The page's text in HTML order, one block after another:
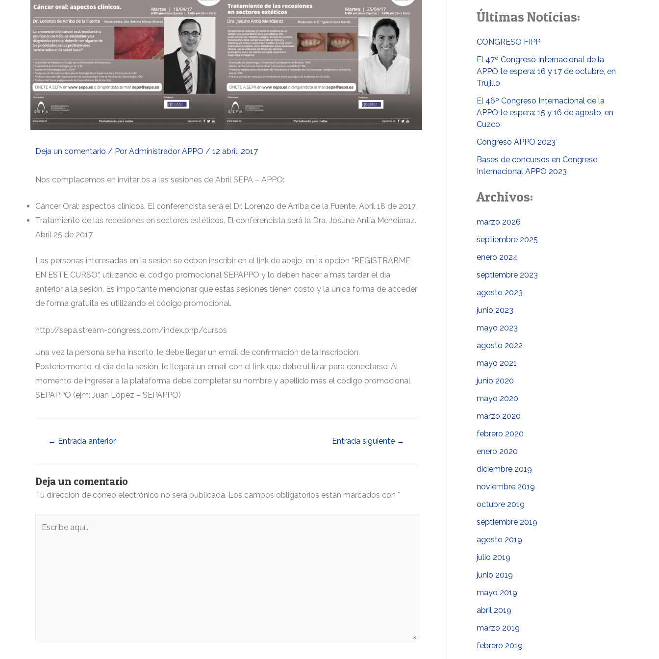
Deja un comentario / Por Administrador APPO / 12 abril, 2017
Nos complacemos en invitarlos a las sesiones de Abril SEPA – APPO:
Cáncer Oral: aspectos clínicos. El conferencista será el Dr. Lorenzo de Arriba de la Fuente. Abril 18 de 2017.
Tratamiento de las recesiones en sectores estéticos. El conferencista será la Dra. Josune Antía Mendiaraz.
Abril 25 de 2017
Las personas interesadas en la sesión se deben inscribir en el link de abajo, en la opción “REGISTRARME
EN ESTE CURSO”, utilizando el código promocional SEPAPPO y lo deben hacer a más tardar el día
anterior a la sesión. Es importante mencionar que estas sesiones tienen costo y la única forma de acceder
de forma gratuita es utilizando el código promocional.
http://sepa.stream-congress.com/index.php/cursos
Una vez la persona se ha inscrito, le debe llegar un email de confirmación de la inscripción.
Posteriormente, el día de la sesión, le llegará un email con el link que debe utilizar para conectarse. Al
momento de ingresar a la plataforma debe completar su nombre y apellido más el código promocional
SEPAPPO (ejm: Juan López – SEPAPPO)
entradas
← Entrada anterior Entrada siguiente →
Deja un comentario
Tu dirección de correo electrónico no será publicada. Los campos obligatorios están marcados con *
s
p
o
r
Últimas Noticias:
CONGRESO FIPP
El 47º Congreso Internacional de la
APPO te espera: 16 y 17 de octubre, en
Trujillo
El 46º Congreso Internacional de la
APPO te espera: 15 y 16 de agosto, en
Cuzco
Congreso APPO 2023
Bases de concursos en Congreso
Internacional APPO 2023
Archivos:
marzo 2026
septiembre 2025
enero 2024
septiembre 2023
agosto 2023
junio 2023
mayo 2023
agosto 2022
mayo 2021
junio 2020
mayo 2020
marzo 2020
febrero 2020
enero 2020
diciembre 2019
noviembre 2019
octubre 2019
septiembre 2019
agosto 2019
julio 2019
junio 2019
mayo 2019
abril 2019
marzo 2019
febrero 2019